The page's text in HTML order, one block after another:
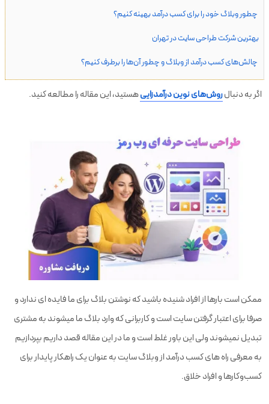
چطور وبلاگ خود را برای کسب درآمد بهینه کنیم؟
بهترین شرکت طراحی سایت در تهران
چالش‌های کسب درآمد از وبلاگ و چطور آن‌ها را برطرف کنیم؟
اگر به دنبالروش‌های نوین درآمدزاییهستید، این مقاله را مطالعه کنید.
ممکن است بارها از افراد شنیده باشید که نوشتن بلاگ برای ما فایده ای ندارد و
صرفا برای اعتبار گرفتن سایت است و کاربرانی که وارد بلاگ ما میشوند به مشتری
تبدیل نمیشوند ولی این باور غلط است و ما در این مقاله قصد داریم بپردازیم
به معرفی راه های کسب درآمد از وبلاگ سایت به عنوان یک راهکار پایدار برای
کسب‌وکارها و افراد خلاق.